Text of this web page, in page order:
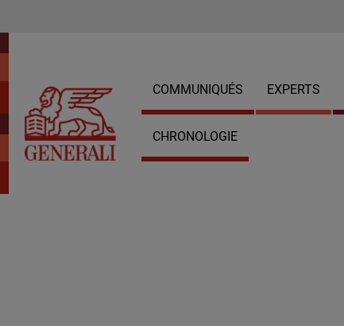
COMMUNIQUÉS EXPERTS
CHRONOLOGIE